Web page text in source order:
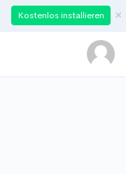
Kostenlos installieren ×